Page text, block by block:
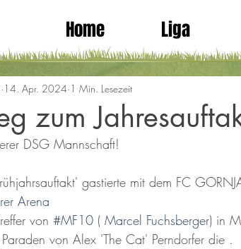
Home Liga
zum
14. Apr. 2024 1 Min. Lesezeit
DSG Mannschaft!
gastierte mit dem FC
Arena
von #MF10 ( Marcel Fuchsberger) in
von Alex 'The Cat' Perndorfer die .